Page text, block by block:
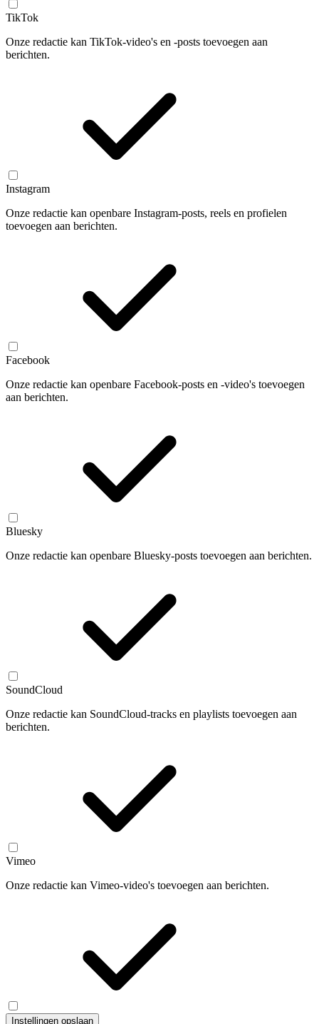
TikTok
Onze redactie kan TikTok-video's en -posts toevoegen aan
berichten.
Instagram
Onze redactie kan openbare Instagram-posts, reels en profielen
toevoegen aan berichten.
Facebook
Onze redactie kan openbare Facebook-posts en -video's toevoegen
aan berichten.
Bluesky
Onze redactie kan openbare Bluesky-posts toevoegen aan berichten.
SoundCloud
Onze redactie kan SoundCloud-tracks en playlists toevoegen aan
berichten.
Vimeo
Onze redactie kan Vimeo-video's toevoegen aan berichten.
Instellingen opslaan